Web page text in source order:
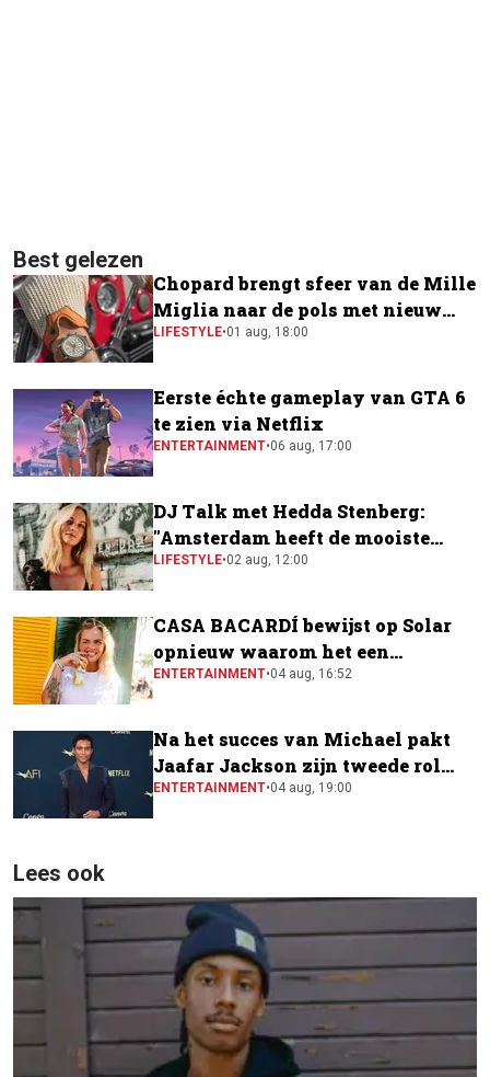
Best gelezen
Chopard brengt sfeer van de Mille
Miglia naar de pols met nieuw
horloge
LIFESTYLE•01 aug, 18:00
Eerste échte gameplay van GTA 6
te zien via Netflix
ENTERTAINMENT•06 aug, 17:00
DJ Talk met Hedda Stenberg:
"Amsterdam heeft de mooiste
festivalscene van Europa"
LIFESTYLE•02 aug, 12:00
CASA BACARDÍ bewijst op Solar
opnieuw waarom het een
festivalfavoriet is
ENTERTAINMENT•04 aug, 16:52
Na het succes van Michael pakt
Jaafar Jackson zijn tweede rol
naast Will Smith
ENTERTAINMENT•04 aug, 19:00
Lees ook